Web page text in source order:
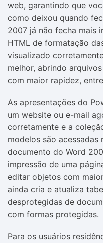
web, garantindo que
como deixou quando
2007 já não fecha mais
HTML de formatação
visualizado
melhor, abrindo
com maior rapidez,
As apresentações do
um website ou e-mail
corretamente e a
modelos são acessadas
documento do Word
impressão de uma
editar objetos com
ainda cria e atualiza
desprotegidas de
com formas protegidas.
Para os usuários